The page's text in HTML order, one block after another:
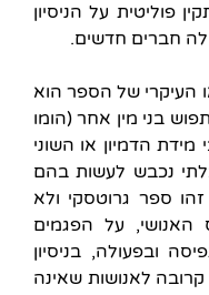
פוליטית על הניסיון
לה חברים חדשים.
העיקרי של הספר הוא
בני מין אחר (הומו
מידת הדמיון או השוני
נכבש לעשות בהם
ספר גרוטסקי ולא
האנושי, על הפגמים
ובפעולה, בניסיון
לאנושות שאינה